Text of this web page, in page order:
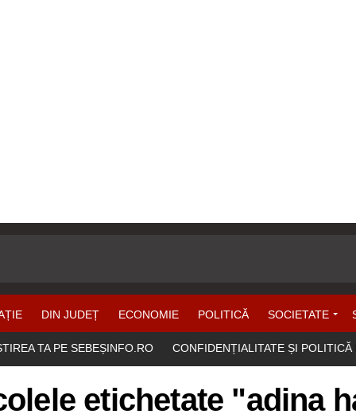
DIN JUDEȚ ECONOMIE POLITICĂ SOCIETATE
TA PE SEBEȘINFO.RO CONFIDENȚIALITATE ȘI POLITICĂ
etichetate "adina